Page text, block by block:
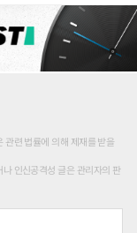
관련 법률에 의해 제재를 받을
인신공격성 글은 관리자의 판